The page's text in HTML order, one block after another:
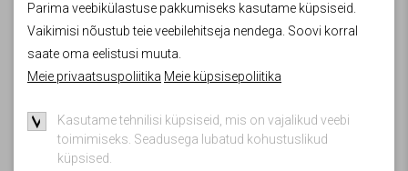
Parima veebikülastuse pakkumiseks kasutame küpsiseid.
Vaikimisi nõustub teie veebilehitseja nendega. Soovi korral
saate oma eelistusi muuta.
Meie privaatsuspoliitika Meie küpsisepoliitika
Kasutame tehnilisi küpsiseid, mis on vajalikud veebi
toimimiseks. Seadusega lubatud kohustuslikud
küpsised.